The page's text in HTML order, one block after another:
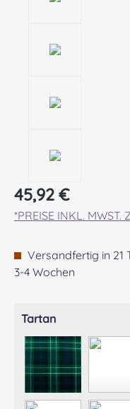
Regulärer Preis:
45,92 €
*PREISE INKL. MWST.
Versandfertig in 21
3-4 Wochen
Tartanauswählen